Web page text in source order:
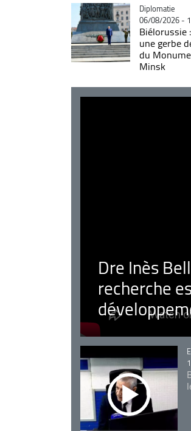
Catégorie
Diplomatie
06/08/2026 -
Biélorussie
une gerbe
du
Minsk
Dre Inès
recherche